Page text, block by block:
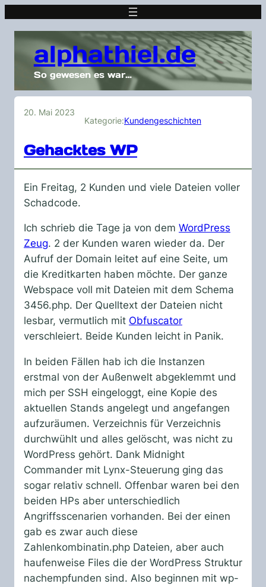
alphathiel.de
So gewesen es war…
20. Mai 2023
Kategorie:Kundengeschichten
Gehacktes WP
Ein Freitag, 2 Kunden und viele Dateien voller
Schadcode.
Ich schrieb die Tage ja von dem WordPress
Zeug. 2 der Kunden waren wieder da. Der
Aufruf der Domain leitet auf eine Seite, um
die Kreditkarten haben möchte. Der ganze
Webspace voll mit Dateien mit dem Schema
3456.php. Der Quelltext der Dateien nicht
lesbar, vermutlich mit Obfuscator
verschleiert. Beide Kunden leicht in Panik.
In beiden Fällen hab ich die Instanzen
erstmal von der Außenwelt abgeklemmt und
mich per SSH eingeloggt, eine Kopie des
aktuellen Stands angelegt und angefangen
aufzuräumen. Verzeichnis für Verzeichnis
durchwühlt und alles gelöscht, was nicht zu
WordPress gehört. Dank Midnight
Commander mit Lynx-Steuerung ging das
sogar relativ schnell. Offenbar waren bei den
beiden HPs aber unterschiedlich
Angriffsscenarien vorhanden. Bei der einen
gab es zwar auch diese
Zahlenkombinatin.php Dateien, aber auch
haufenweise Files die der WordPress Struktur
nachempfunden sind. Also beginnen mit wp-